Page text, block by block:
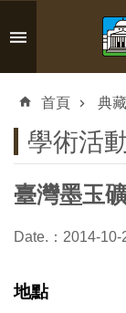
跳到主要內容區塊
搜
識
博
首頁 典
學術活
臺灣墨玉
Date.：2014-
地點